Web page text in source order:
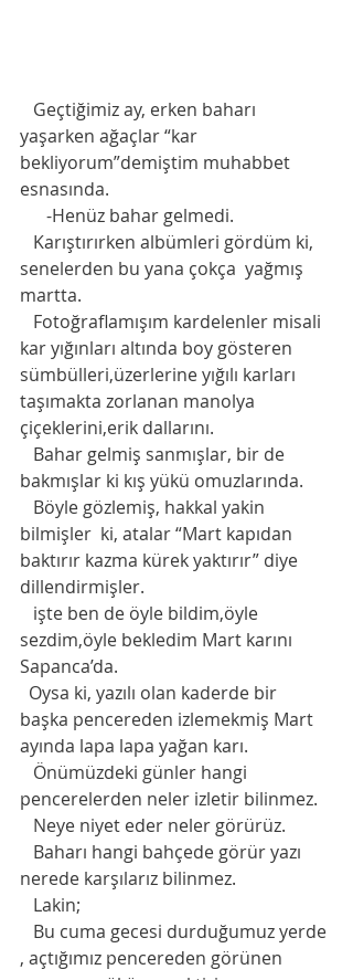
yaşarken ağaçlar “kar
bekliyorum”demiştim muhabbet
esnasında.
      -Henüz bahar gelmedi.
senelerden bu yana çokça  yağmış
martta.
kar yığınları altında boy gösteren
sümbülleri,üzerlerine yığılı karları
taşımakta zorlanan manolya
çiçeklerini,erik dallarını.
bakmışlar ki kış yükü omuzlarında.
bilmişler  ki, atalar “Mart kapıdan
baktırır kazma kürek yaktırır” diye
dillendirmişler.
sezdim,öyle bekledim Mart karını
Sapanca’da.
başka pencereden izlemekmiş Mart
ayında lapa lapa yağan karı.
pencerelerden neler izletir bilinmez.
   Neye niyet eder neler görürüz.
nerede karşılarız bilinmez.
   Lakin;
, açtığımız pencereden görünen